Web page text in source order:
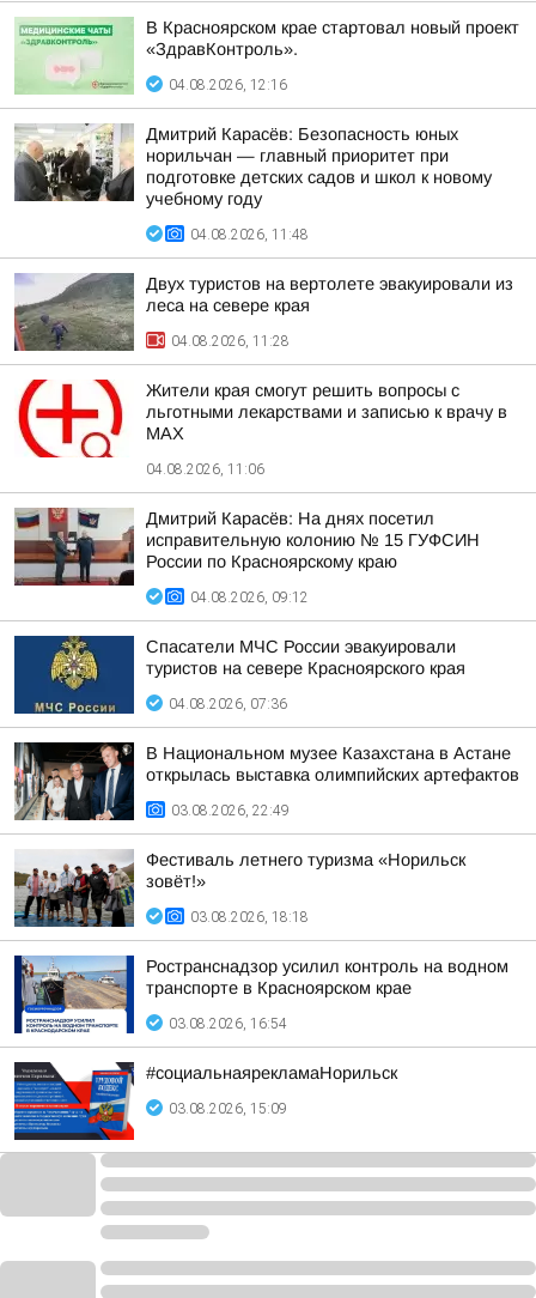
В Красноярском крае стартовал новый проект
«ЗдравКонтроль».
04.08.2026, 12:16
Дмитрий Карасёв: Безопасность юных
норильчан — главный приоритет при
подготовке детских садов и школ к новому
учебному году
04.08.2026, 11:48
Двух туристов на вертолете эвакуировали из
леса на севере края
04.08.2026, 11:28
Жители края смогут решить вопросы с
льготными лекарствами и записью к врачу в
MAX
04.08.2026, 11:06
Дмитрий Карасёв: На днях посетил
исправительную колонию № 15 ГУФСИН
России по Красноярскому краю
04.08.2026, 09:12
Спасатели МЧС России эвакуировали
туристов на севере Красноярского края
04.08.2026, 07:36
В Национальном музее Казахстана в Астане
открылась выставка олимпийских артефактов
03.08.2026, 22:49
Фестиваль летнего туризма «Норильск
зовёт!»
03.08.2026, 18:18
Ространснадзор усилил контроль на водном
транспорте в Красноярском крае
03.08.2026, 16:54
#социальнаярекламаНорильск
03.08.2026, 15:09